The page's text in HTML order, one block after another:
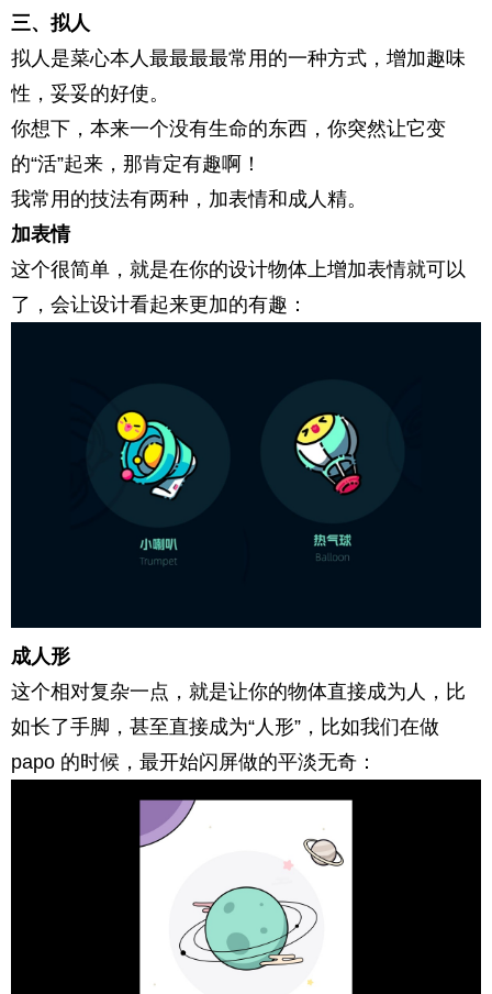
三、拟人
拟人是菜心本人最最最最常用的一种方式，增加趣味
性，妥妥的好使。
你想下，本来一个没有生命的东西，你突然让它变
的“活”起来，那肯定有趣啊！
我常用的技法有两种，加表情和成人精。
加表情
这个很简单，就是在你的设计物体上增加表情就可以
了，会让设计看起来更加的有趣：
成人形
这个相对复杂一点，就是让你的物体直接成为人，比
如长了手脚，甚至直接成为“人形”，比如我们在做
papo 的时候，最开始闪屏做的平淡无奇：